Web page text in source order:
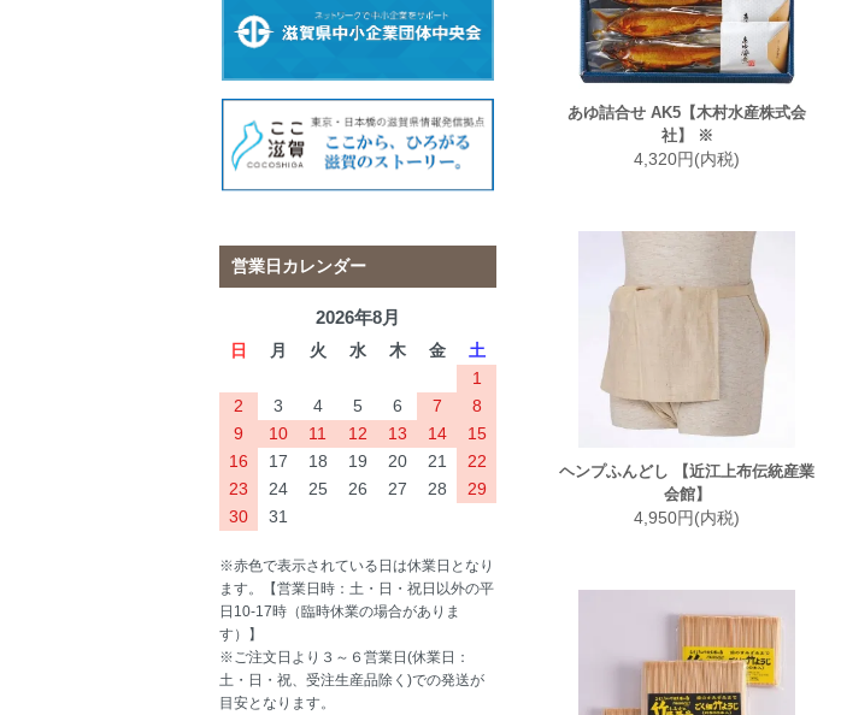
あゆ詰合せ AK5【木村水産株式会
社】 ※
4,320円(内税)
ヘンプふんどし 【近江上布伝統産業
会館】
4,950円(内税)
営業日カレンダー
2026年8月
日 月 火 水 木 金
土
1
2
3 4 5 6 7
8
9
10 11 12 13 14
15
16
17 18 19 20 21
22
23
24 25 26 27 28
29
30
31
※赤色で表示されている日は休業日となり
ます。【営業日時：土・日・祝日以外の平
日10-17時（臨時休業の場合がありま
す）】
※ご注文日より３～６営業日(休業日：
土・日・祝、受注生産品除く)での発送が
目安となります。